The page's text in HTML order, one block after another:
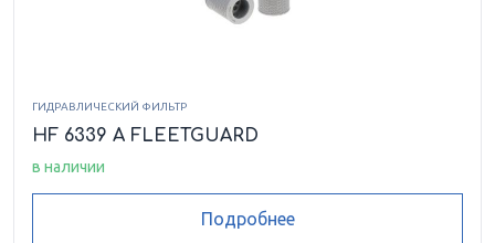
ГИДРАВЛИЧЕСКИЙ ФИЛЬТР
HF 6339 A FLEETGUARD
в наличии
Подробнее